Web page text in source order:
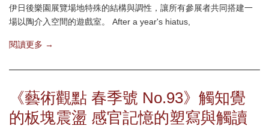
伊日後樂園展覽場地特殊的結構與調性，讓所有參展者共同搭建一
場以陶介入空間的遊戲室。 After a year's hiatus,
閱讀更多 →
《藝術觀點 春季號 No.93》觸知覺
的板塊震盪 感官記憶的塑寫與觸讀